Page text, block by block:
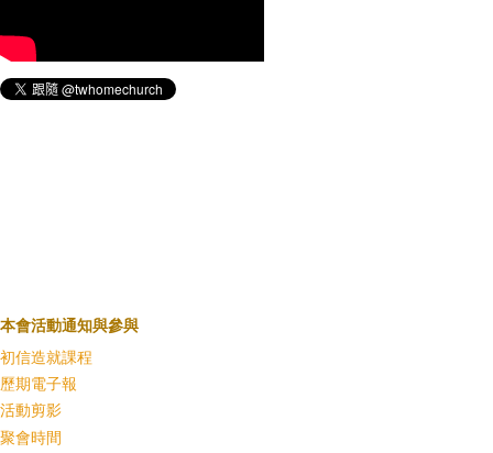
本會活動通知與參與
初信造就課程
歷期電子報
活動剪影
聚會時間